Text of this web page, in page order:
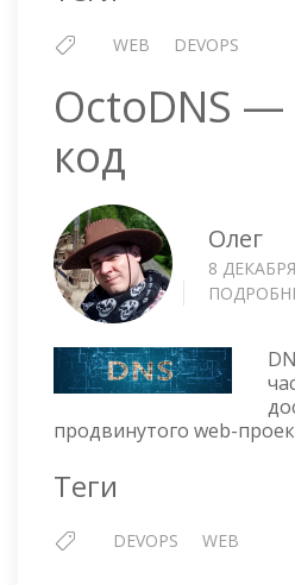
WEB DEVOPS
OctoDNS —
код
Олег
8
продвинутого web-
Теги
DEVOPS WEB